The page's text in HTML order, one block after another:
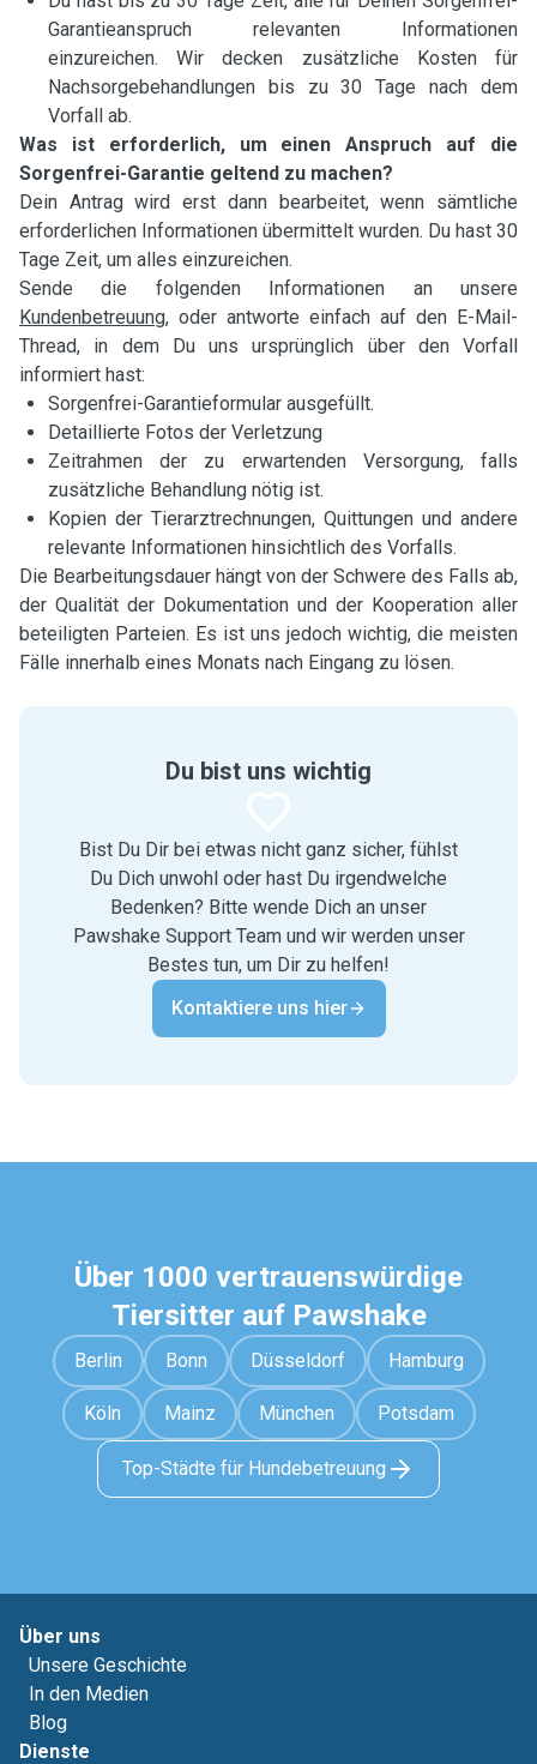
Garantieanspruch relevanten Informationen
einzureichen. Wir decken zusätzliche Kosten für
Nachsorgebehandlungen bis zu 30 Tage nach dem
Vorfall ab.
Was ist erforderlich, um einen Anspruch auf die
Sorgenfrei-Garantie geltend zu machen?
Dein Antrag wird erst dann bearbeitet, wenn sämtliche
erforderlichen Informationen übermittelt wurden. Du hast 30
Tage Zeit, um alles einzureichen.
Sende die folgenden Informationen an unsere
Kundenbetreuung, oder antworte einfach auf den E-Mail-
Thread, in dem Du uns ursprünglich über den Vorfall
informiert hast:
Sorgenfrei-Garantieformular ausgefüllt.
Detaillierte Fotos der Verletzung
Zeitrahmen der zu erwartenden Versorgung, falls
zusätzliche Behandlung nötig ist.
Kopien der Tierarztrechnungen, Quittungen und andere
relevante Informationen hinsichtlich des Vorfalls.
Die Bearbeitungsdauer hängt von der Schwere des Falls ab,
der Qualität der Dokumentation und der Kooperation aller
beteiligten Parteien. Es ist uns jedoch wichtig, die meisten
Fälle innerhalb eines Monats nach Eingang zu lösen.
Du bist uns wichtig
Bist Du Dir bei etwas nicht ganz sicher, fühlst
Du Dich unwohl oder hast Du irgendwelche
Bedenken? Bitte wende Dich an unser
Pawshake Support Team und wir werden unser
Bestes tun, um Dir zu helfen!
Kontaktiere uns hier
Über 1000 vertrauenswürdige
Tiersitter auf Pawshake
Berlin Bonn Düsseldorf Hamburg
Köln Mainz München Potsdam
Top-Städte für Hundebetreuung
Über uns
Unsere Geschichte
In den Medien
Blog
Dienste